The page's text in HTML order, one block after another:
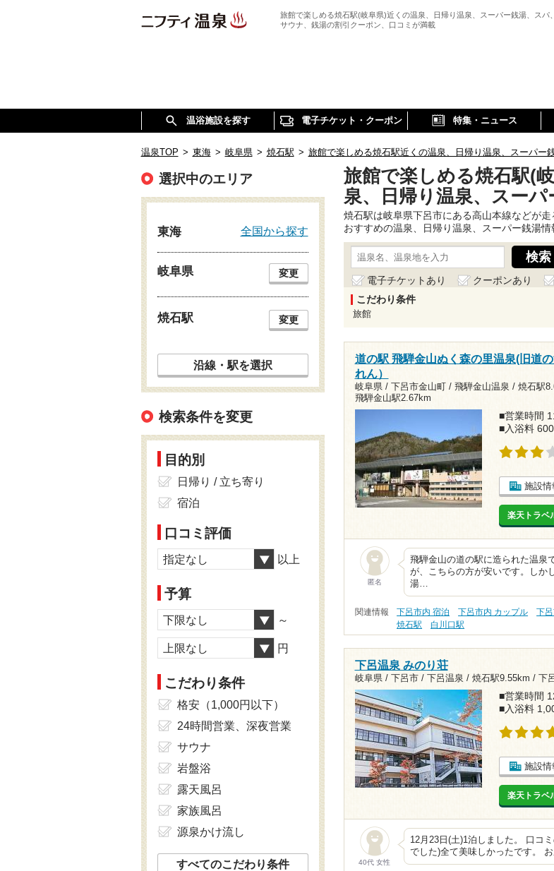
旅館で楽しめる焼石駅(岐阜県)近くの温泉、日帰り温泉、スーパー銭湯、スパ、
サウナ、銭湯の割引クーポン、口コミが満載
温浴施設を探す 電子チケット・クーポン 特集・ニュース
温泉TOP > 東海 > 岐阜県 > 焼石駅 > 旅館で楽しめる焼石駅近くの温泉、日帰り温泉、スーパー
旅館で楽しめる焼石駅(
泉、日帰り温泉、スー
焼石駅は岐阜県下呂市にある高山本線などが
おすすめの温泉、日帰り温泉、スーパー銭湯情
電子チケットあり クーポンあり
こだわり条件
旅館
道の駅 飛騨金山ぬく森の里温泉(旧道
れん）
岐阜県 / 下呂市金山町 / 飛騨金山温泉 / 焼石駅
飛騨金山駅2.67km
■営業時間
■入浴料
施設情
楽天トラベ
匿名
飛騨金山の道の駅に造られた温泉
が、こちらの方が安いです。しか
湯…
関連情報 下呂市内 宿泊 下呂市内 カップル 下
焼石駅
白川口駅
下呂温泉 みのり荘
岐阜県 / 下呂市 / 下呂温泉 / 焼石駅9.55km / 下
■営業時間
■入浴料
施設情
楽天トラベ
40代 女性
12月23日(土)1泊しました。 口コ
でした)全て美味しかったです。
選択中のエリア
東海 全国から探す
岐阜県 変更
焼石駅 変更
沿線・駅を選択
検索条件を変更
目的別
日帰り / 立ち寄り
宿泊
口コミ評価
指定なし 以上
予算
下限なし ～
上限なし 円
こだわり条件
格安（1,000円以下）
24時間営業、深夜営業
サウナ
岩盤浴
露天風呂
家族風呂
源泉かけ流し
すべてのこだわり条件